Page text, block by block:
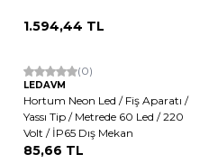
1.594,44 TL
(0)
LEDAVM
Hortum Neon Led / Fiş Aparatı /
Yassı Tip / Metrede 60 Led / 220
Volt / İP65 Dış Mekan
85,66 TL